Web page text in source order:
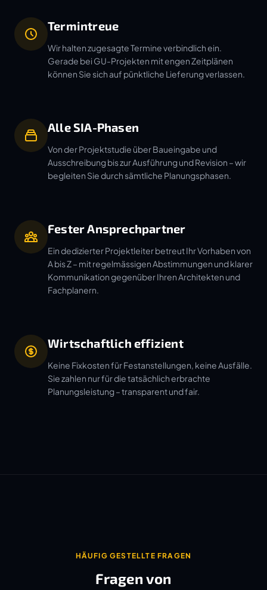
Termintreue
Wir halten zugesagte Termine verbindlich ein.
Gerade bei GU-Projekten mit engen Zeitplänen
können Sie sich auf pünktliche Lieferung verlassen.
Alle SIA-Phasen
Von der Projektstudie über Baueingabe und
Ausschreibung bis zur Ausführung und Revision – wir
begleiten Sie durch sämtliche Planungsphasen.
Fester Ansprechpartner
Ein dedizierter Projektleiter betreut Ihr Vorhaben von
A bis Z – mit regelmässigen Abstimmungen und klarer
Kommunikation gegenüber Ihren Architekten und
Fachplanern.
Wirtschaftlich effizient
Keine Fixkosten für Festanstellungen, keine Ausfälle.
Sie zahlen nur für die tatsächlich erbrachte
Planungsleistung – transparent und fair.
HÄUFIG GESTELLTE FRAGEN
Fragen von